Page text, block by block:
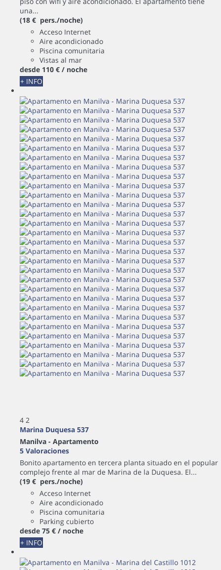
una...
(18 € pers./noche)
Acceso Internet
Aire acondicionado
Piscina comunitaria
Vistas al mar
desde 110 € / noche
+ INFO
4 2
Marina Duquesa 537
Manilva - Apartamento
5 Valoraciones
Bonito apartamento en tercera planta situado en el popular
complejo frente al mar de Marina de la Duquesa. El...
(19 € pers./noche)
Acceso Internet
Aire acondicionado
Piscina comunitaria
Parking cubierto
desde 75 € / noche
+ INFO